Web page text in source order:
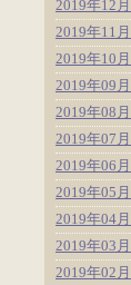
2019年12月
2019年11月
2019年10月
2019年09月
2019年08月
2019年07月
2019年06月
2019年05月
2019年04月
2019年03月
2019年02月